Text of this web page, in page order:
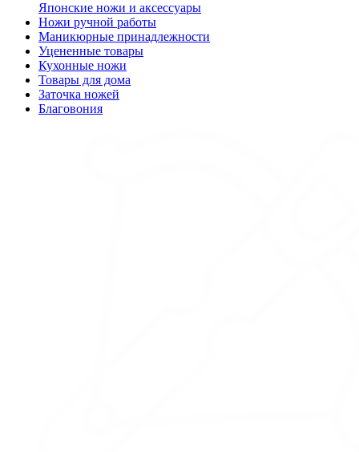
Японские ножи и аксессуары
Ножи ручной работы
Маникюрные принадлежности
Уцененные товары
Кухонные ножи
Товары для дома
Заточка ножей
Благовония